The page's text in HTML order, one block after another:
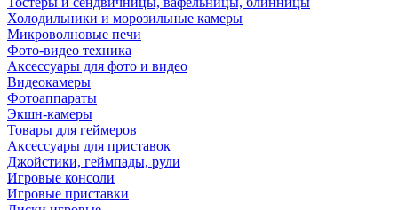
Холодильники и морозильные камеры
Микроволновые печи
Фото-видео техника
Аксессуары для фото и видео
Видеокамеры
Фотоаппараты
Экшн-камеры
Товары для геймеров
Аксессуары для приставок
Джойстики, геймпады, рули
Игровые консоли
Игровые приставки